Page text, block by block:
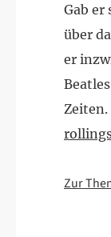
Gab er
über
er
Zeiten.
Zur